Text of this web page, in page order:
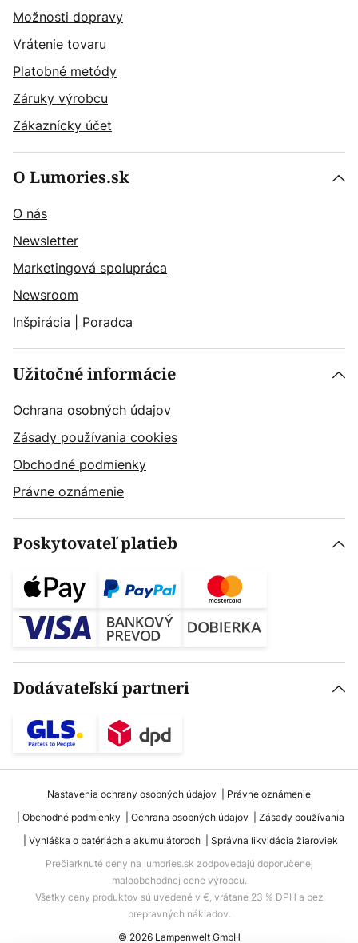
Možnosti dopravy
Vrátenie tovaru
Platobné metódy
Záruky výrobcu
Zákaznícky účet
O Lumories.sk
O nás
Newsletter
Marketingová spolupráca
Newsroom
Inšpirácia
Poradca
Užitočné informácie
Ochrana osobných údajov
Zásady používania cookies
Obchodné podmienky
Právne oznámenie
Poskytovateľ platieb
Dodávateľskí partneri
Nastavenia ochrany osobných údajov
Právne oznámenie
Obchodné podmienky
Ochrana osobných údajov
Zásady používania
Vyhláška o batériách a akumulátoroch
Správna likvidácia žiaroviek
Prečiarknuté ceny na lumories.sk zodpovedajú doporučenej
maloobchodnej cene výrobcu.
Všetky ceny produktov sú uvedené v €, vrátane 23 % DPH a bez
prepravných nákladov.
© 2026 Lampenwelt GmbH